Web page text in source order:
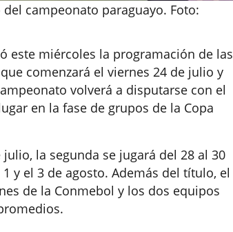
campeonato paraguayo. Foto:
este miércoles la programación de las
comenzará el viernes 24 de julio y
volverá a disputarse con el
en la fase de grupos de la Copa
la segunda se jugará del 28 al 30
y el 3 de agosto. Además del título, el
de la Conmebol y los dos equipos